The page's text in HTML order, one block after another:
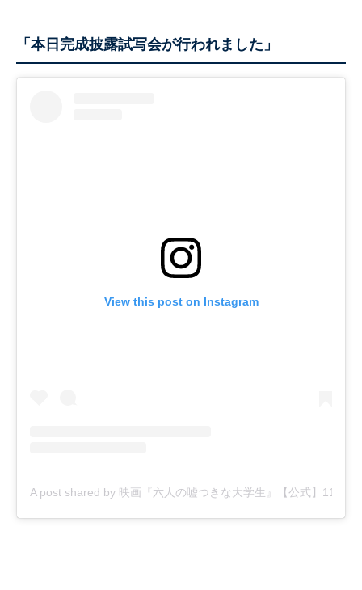
「本日完成披露試写会が行われました」
View this post on Instagram
A post shared by 映画『六人の嘘つきな大学生』【公式】11月